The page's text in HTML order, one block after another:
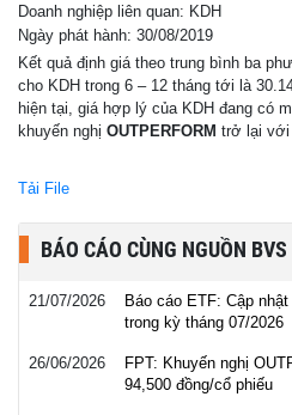
Doanh nghiệp liên quan: KDH
Ngày phát hành: 30/08/2019
Kết quả định giá theo trung bình ba
cho KDH trong 6 – 12 tháng tới là
hiện tại, giá hợp lý của KDH đang có
khuyến nghị OUTPERFORM trở lại với
Tải File
BÁO CÁO CÙNG NGUỒN BVS
21/07/2026
Báo cáo ETF: Cập
trong kỳ tháng 07/2026
26/06/2026
FPT: Khuyến nghị
94,500 đồng/cổ phiếu